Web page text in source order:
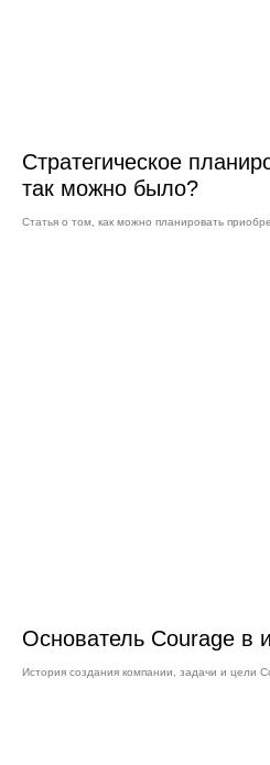
Стратегическое
так можно было?
Статья о том, как можно планировать
Основатель Courage в
История создания компании, задачи и цели